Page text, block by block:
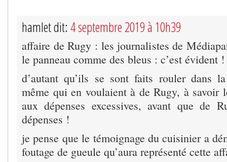
hamlet dit: 4 septembre 2019 à 10h39
affaire de Rugy : les journalistes de
le panneau comme des bleus : c’est évident !
d’autant qu’ils se sont faits rouler dans
même qui en voulaient à de Rugy, à savoir
aux dépenses excessives, avant que de
dépenses !
je pense que le témoignage du cuisinier a
foutage de gueule qu’aura représenté cette